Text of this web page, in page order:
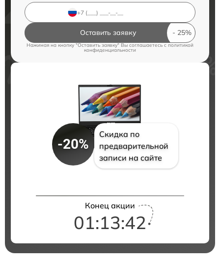
Оставить заявку
Нажимая на кнопку "Оставить заявку" Вы соглашаетесь cполитикой
конфиденциальности
-20%
Скидка по
предварительной
записи на сайте
Конец акции
01:13:41